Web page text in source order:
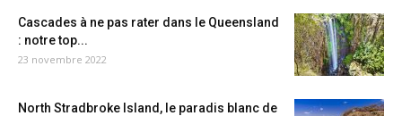
Cascades à ne pas rater dans le Queensland
: notre top...
23 novembre 2022
North Stradbroke Island, le paradis blanc de